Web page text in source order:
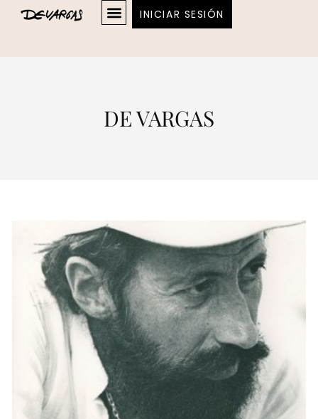
INICIAR SESIÓN
DE VARGAS